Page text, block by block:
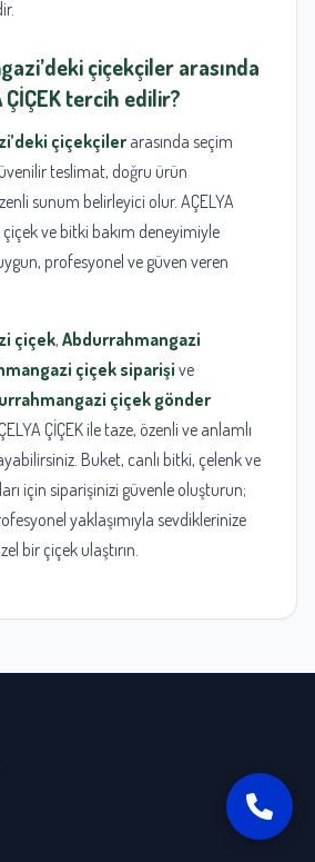
çiçekçiler arasında
ÇİÇEK tercih edilir?
çiçekçiler arasında seçim
teslimat, doğru ürün
sunum belirleyici olur. AÇELYA
çiçek ve bitki bakım deneyimiyle
profesyonel ve güven veren
çiçek, Abdurrahmangazi
çiçek siparişive
çiçek gönder
ÇİÇEK ile taze, özenli ve anlamlı
Buket, canlı bitki, çelenk ve
için siparişinizi güvenle oluşturun;
yaklaşımıyla sevdiklerinize
bir çiçek ulaştırın.